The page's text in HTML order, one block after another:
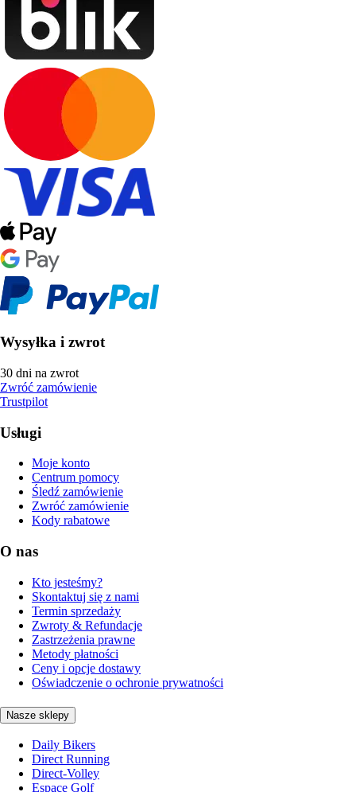
Wysyłka i zwrot
30 dni na zwrot
Zwróć zamówienie
Trustpilot
Usługi
Moje konto
Centrum pomocy
Śledź zamówienie
Zwróć zamówienie
Kody rabatowe
O nas
Kto jesteśmy?
Skontaktuj się z nami
Termin sprzedaży
Zwroty & Refundacje
Zastrzeżenia prawne
Metody płatności
Ceny i opcje dostawy
Oświadczenie o ochronie prywatności
Nasze sklepy
Daily Bikers
Direct Running
Direct-Volley
Espace Golf